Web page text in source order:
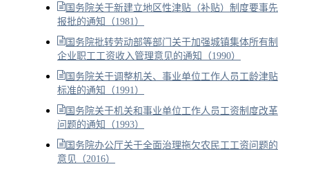
国务院关于新建立地区性津贴（补贴）制度要事先
报批的通知（1981）
国务院批转劳动部等部门关于加强城镇集体所有制
企业职工工资收入管理意见的通知（1990）
国务院关于调整机关、事业单位工作人员工龄津贴
标准的通知（1991）
国务院关于机关和事业单位工作人员工资制度改革
问题的通知（1993）
国务院办公厅关于全面治理拖欠农民工工资问题的
意见（2016）